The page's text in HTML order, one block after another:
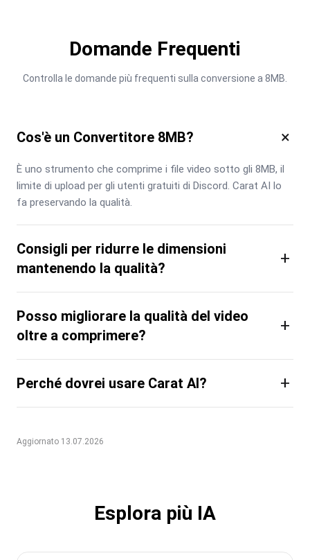
Domande Frequenti
Controlla le domande più frequenti sulla conversione a 8MB.
Cos'è un Convertitore 8MB? ×
È uno strumento che comprime i file video sotto gli 8MB, il
limite di upload per gli utenti gratuiti di Discord. Carat AI lo
fa preservando la qualità.
Consigli per ridurre le dimensioni
mantenendo la qualità?
+
Posso migliorare la qualità del video
oltre a comprimere?
+
Perché dovrei usare Carat AI? +
Aggiornato 13.07.2026
Esplora più IA